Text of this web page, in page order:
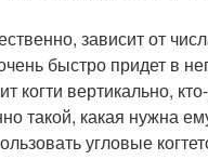
зависит от
быстро придет в
вертикально,
такой, какая нужна
угловые